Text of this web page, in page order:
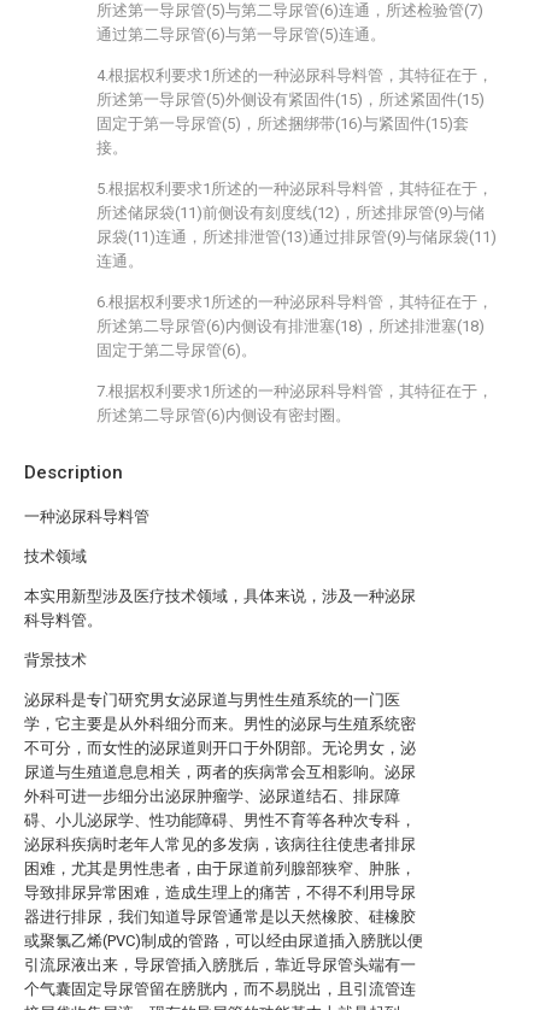
Description
一种泌尿科导料管
技术领域
本实用新型涉及医疗技术领域，具体来说，涉及一种泌尿
科导料管。
背景技术
泌尿科是专门研究男女泌尿道与男性生殖系统的一门医
学，它主要是从外科细分而来。男性的泌尿与生殖系统密
不可分，而女性的泌尿道则开口于外阴部。无论男女，泌
尿道与生殖道息息相关，两者的疾病常会互相影响。泌尿
外科可进一步细分出泌尿肿瘤学、泌尿道结石、排尿障
碍、小儿泌尿学、性功能障碍、男性不育等各种次专科，
泌尿科疾病时老年人常见的多发病，该病往往使患者排尿
困难，尤其是男性患者，由于尿道前列腺部狭窄、肿胀，
导致排尿异常困难，造成生理上的痛苦，不得不利用导尿
器进行排尿，我们知道导尿管通常是以天然橡胶、硅橡胶
或聚氯乙烯(PVC)制成的管路，可以经由尿道插入膀胱以便
引流尿液出来，导尿管插入膀胱后，靠近导尿管头端有一
个气囊固定导尿管留在膀胱内，而不易脱出，且引流管连
所述第一导尿管(5)与第二导尿管(6)连通，所述检验管(7)
通过第二导尿管(6)与第一导尿管(5)连通。
4.根据权利要求1所述的一种泌尿科导料管，其特征在于，
所述第一导尿管(5)外侧设有紧固件(15)，所述紧固件(15)
固定于第一导尿管(5)，所述捆绑带(16)与紧固件(15)套
接。
5.根据权利要求1所述的一种泌尿科导料管，其特征在于，
所述储尿袋(11)前侧设有刻度线(12)，所述排尿管(9)与储
尿袋(11)连通，所述排泄管(13)通过排尿管(9)与储尿袋(11)
连通。
6.根据权利要求1所述的一种泌尿科导料管，其特征在于，
所述第二导尿管(6)内侧设有排泄塞(18)，所述排泄塞(18)
固定于第二导尿管(6)。
7.根据权利要求1所述的一种泌尿科导料管，其特征在于，
所述第二导尿管(6)内侧设有密封圈。